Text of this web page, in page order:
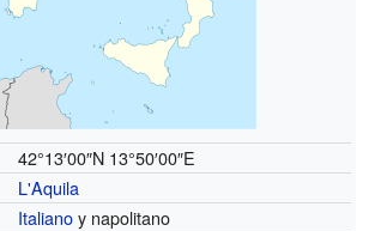
42°13′00″N 13°50′00″E
L'Aquila
Italianoy napolitano